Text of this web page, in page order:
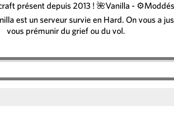
présent depuis 2013 ! 🌺Vanilla -
est un serveur survie en Hard. On vous a
vous prémunir du grief ou du vol.